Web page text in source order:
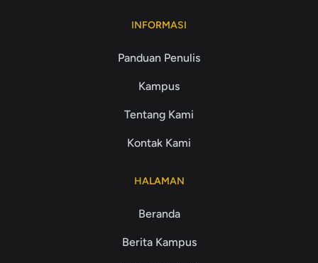
INFORMASI
Panduan Penulis
Kampus
Tentang Kami
Kontak Kami
HALAMAN
Beranda
Berita Kampus